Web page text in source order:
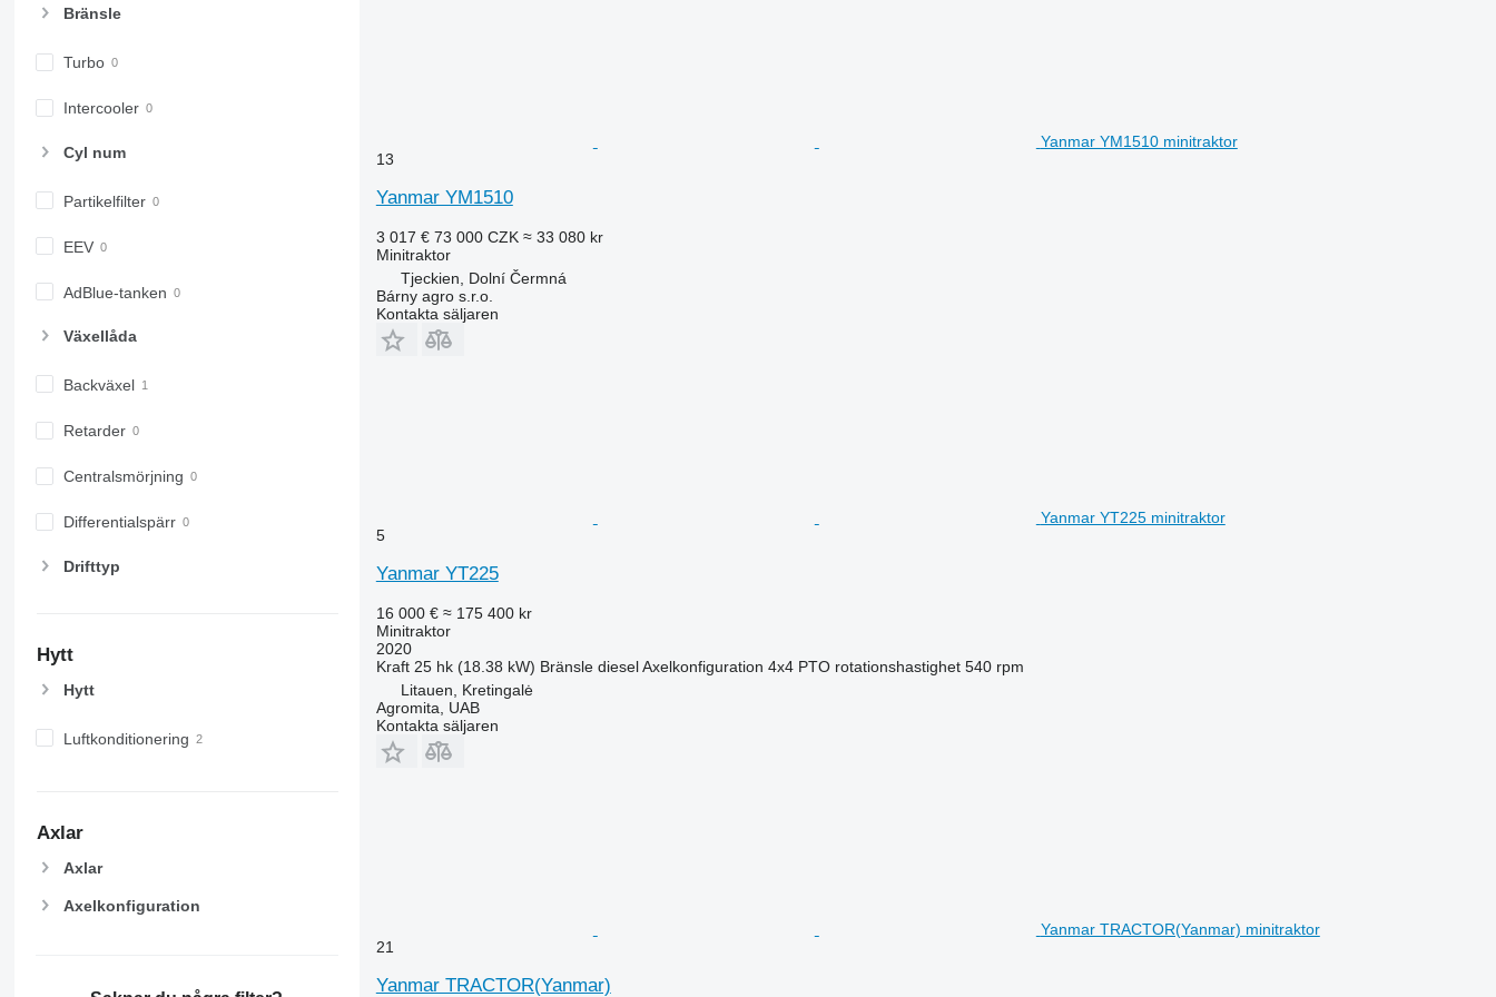
Bränsle
Turbo
Intercooler
Cyl num
Partikelfilter
EEV
AdBlue-tanken
Växellåda
Backväxel
Retarder
Centralsmörjning
Differentialspärr
Drifttyp
Hytt
Hytt
Luftkonditionering
Axlar
Axlar
Axelkonfiguration
Yanmar YM1510 minitraktor
13
Yanmar YM1510
3 017 € 73 000 CZK ≈ 33 080 kr
Minitraktor
Tjeckien, Dolní Čermná
Bárny agro s.r.o.
Kontakta säljaren
Yanmar YT225 minitraktor
5
Yanmar YT225
16 000 € ≈ 175 400 kr
Minitraktor
2020
Kraft 25 hk (18.38 kW) Bränsle diesel Axelkonfiguration 4x4 PTO rotationshastighet 540 rpm
Litauen, Kretingalė
Agromita, UAB
Kontakta säljaren
Yanmar TRACTOR(Yanmar) minitraktor
21
Yanmar TRACTOR(Yanmar)